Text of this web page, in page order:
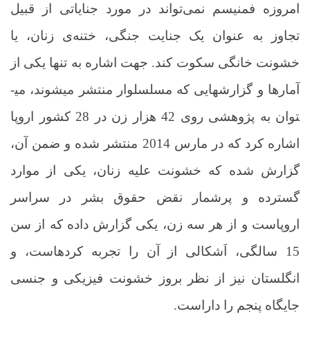
امروزه فمنیسم نمی‌تواند در مورد جنایاتی از قبیل
تجاوز به عنوان یک جنایت جنگی، ختنه‌ی زنان، یا
خشونت خانگی سکوت کند. جهت اشاره به تنها یکی از
آمارها و گزارش­هایی که مسلسل­وار منتشر ­می­شوند، می­
توان به پژوهشی روی 42 هزار زن در 28 کشور اروپا
اشاره کرد که در مارس 2014 منتشر شده و ضمن آن،
گزارش شده که خشونت علیه زنان، یکی از موارد
گسترده و پرشمار نقض حقوق بشر در سراسر
اروپاست و از هر سه زن، یکی گزارش داده که از سن
15 سالگی، اَشکالی از آن را تجربه کرده­است، و
انگلستان نیز از نظر بروز خشونت فیزیکی و جنسی
جایگاه پنجم را داراست.